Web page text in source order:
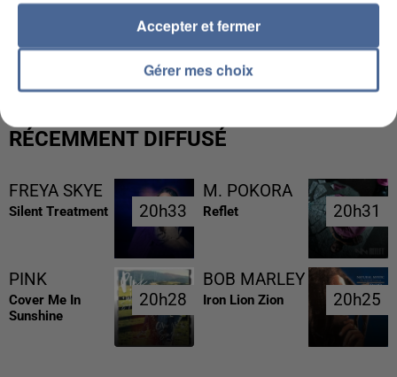
L’UN DES FONDATEURS SUPPOSÉS DE LA DZ
MAFIA INTERPELLÉ EN ALGÉRIE
RÉCEMMENT DIFFUSÉ
FREYA SKYE
Silent Treatment 20h33
20h33
M. POKORA
Reflet 20h31
20h31
PINK
Cover Me In
Sunshine
20h28
20h28
BOB MARLEY
Iron Lion Zion 20h25
20h25
Gérer mes choix
Accepter et fermer